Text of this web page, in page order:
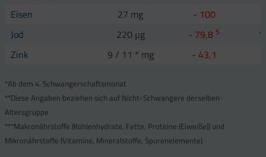
Eisen
27 mg - 100
Jod
220 µg - 79,8 5
Zink
9 / 11 * mg - 43,1
*Ab dem 4. Schwangerschaftsmonat
**Diese Angaben beziehen sich auf Nicht-Schwangere derselben
Altersgruppe
***Makronährstoffe (Kohlenhydrate, Fette, Proteine (Eiweiße)) und
Mikronährstoffe (Vitamine, Mineralstoffe, Spurenelemente)